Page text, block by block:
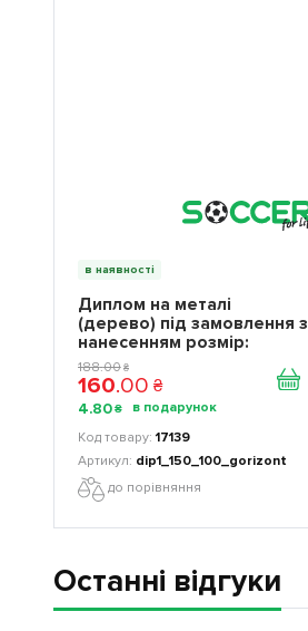
в наявності
Диплом на металі
(дерево) під замовлення з
нанесенням розмір:
150*100 мм
188.00 ₴
160.00 ₴
4.80 ₴
17139
dip1_150_100_gorizont
до порівняння
Останні відгуки